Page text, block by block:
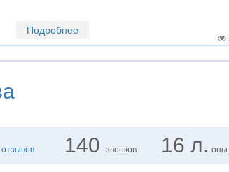
Подробнее
отзывов 140 звонков 16 л.